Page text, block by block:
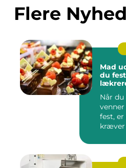
Flere
Mad
du
Når
fest,
kræver